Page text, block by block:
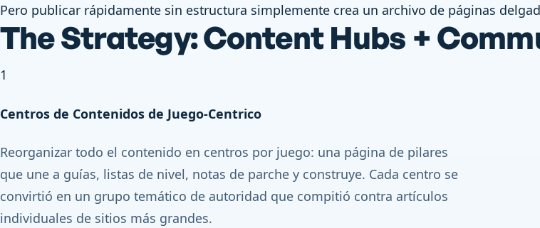
Pero publicar rápidamente sin estructura simplemente crea un archivo de páginas
The Strategy: Content Hubs +
1
Centros de Contenidos de Juego-Centrico
Reorganizar todo el contenido en centros por juego: una página de pilares
que une a guías, listas de nivel, notas de parche y construye. Cada centro se
convirtió en un grupo temático de autoridad que compitió contra artículos
individuales de sitios más grandes.